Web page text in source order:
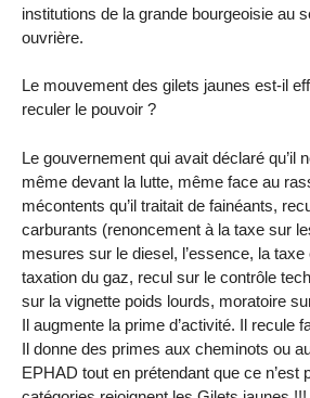
institutions de la grande bourgeoisie au
ouvrière.
Le mouvement des gilets jaunes est-il
reculer le pouvoir ?
Le gouvernement qui avait déclaré qu’il
même devant la lutte, même face au
mécontents qu’il traitait de fainéants,
carburants (renoncement à la taxe sur
mesures sur le diesel, l’essence, la
taxation du gaz, recul sur le contrôle
sur la vignette poids lourds, moratoire
Il augmente la prime d’activité. Il recule
Il donne des primes aux cheminots ou
EPHAD tout en prétendant que ce n’est